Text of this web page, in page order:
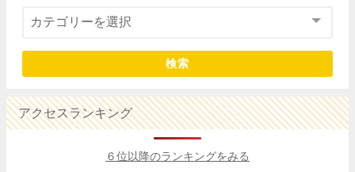
検索
アクセスランキング
６位以降のランキングをみる